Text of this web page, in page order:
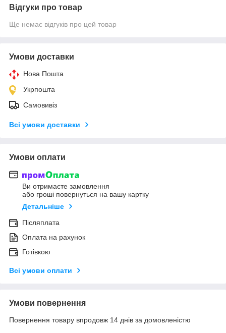
Відгуки про товар
Ще немає відгуків про цей товар
Умови доставки
Нова Пошта
Укрпошта
Самовивіз
Всі умови доставки
Умови оплати
Ви отримаєте замовлення
або гроші повернуться на вашу картку
Детальніше
Післяплата
Оплата на рахунок
Готівкою
Всі умови оплати
Умови повернення
Повернення товару впродовж 14 днів за домовленістю